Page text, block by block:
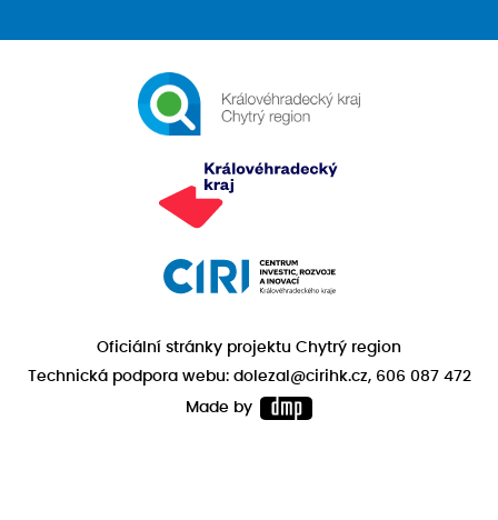
Oficiální stránky projektu Chytrý region
Technická podpora webu: dolezal@cirihk.cz, 606 087 472
Made by